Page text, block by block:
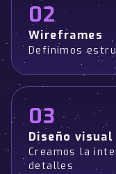
02
Wireframes
Definimos
03
Diseño visual
Creamos la
detalles